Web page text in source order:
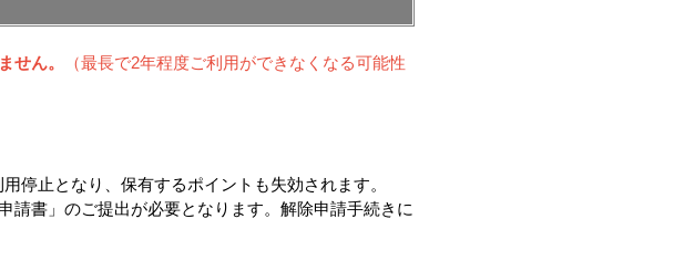
せん。
（最長で2年程度ご利用ができなくなる可能性
停止となり、保有するポイントも失効されます。
請書」のご提出が必要となります。解除申請手続きに